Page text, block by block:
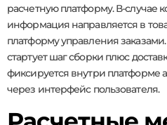
расчетную платформу. В-случае
информация направляется в
платформу управления
стартует шаг сборки плюс
фиксируется внутри платформе
через интерфейс пользователя.